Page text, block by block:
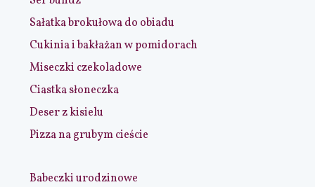
Sałatka brokułowa do obiadu
Cukinia i bakłażan w pomidorach
Miseczki czekoladowe
Ciastka słoneczka
Deser z kisielu
Pizza na grubym cieście
Babeczki urodzinowe